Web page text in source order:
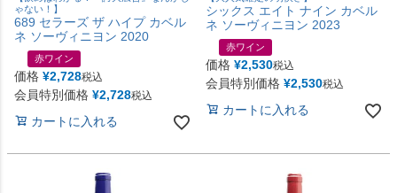
ゃない！】
689 セラーズ ザ ハイプ カベル
ネ ソーヴィニヨン 2020
赤ワイン
価格 ¥2,728税込
会員特別価格 ¥2,728税込
カートに入れる
シックス エイト ナイン カベル
ネ ソーヴィニヨン 2023
赤ワイン
価格 ¥2,530税込
会員特別価格 ¥2,530税込
カートに入れる